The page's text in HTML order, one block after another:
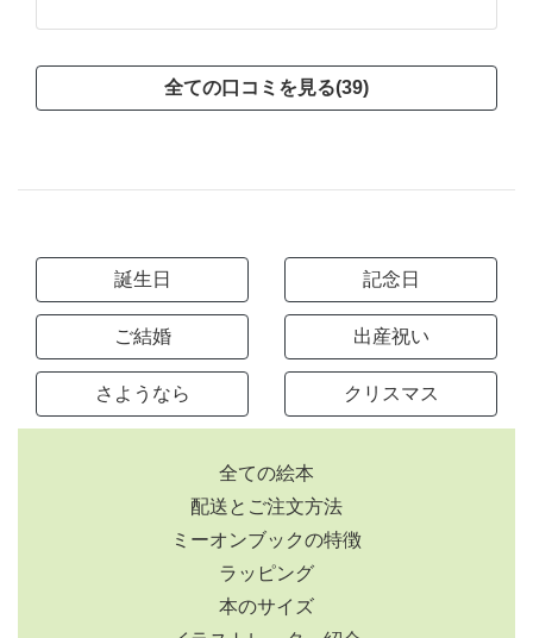
全ての口コミを見る(39)
誕生日 記念日
ご結婚 出産祝い
さようなら クリスマス
全ての絵本
配送とご注文方法
ミーオンブックの特徴
ラッピング
本のサイズ